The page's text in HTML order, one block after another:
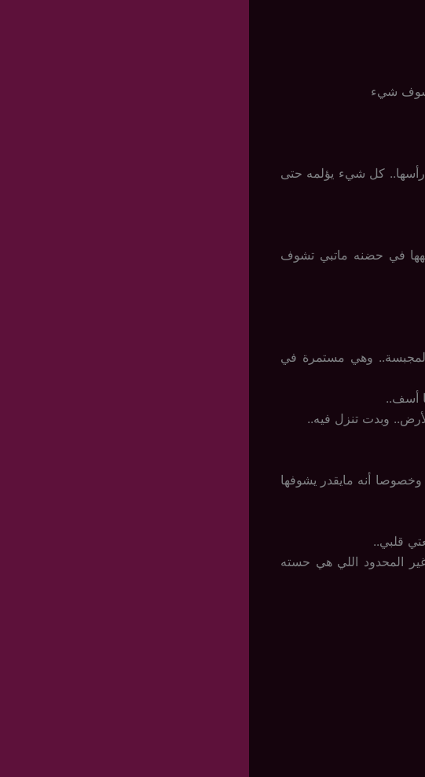
شيء
كل شيء يؤلمه حتى
في حضنه ماتبي تشوف
وهي مستمرة في
أسف..
وبدت تنزل فيه..
وخصوصا أنه مايقدر يشوفها
قلبي..
المحدود اللي هي حسته